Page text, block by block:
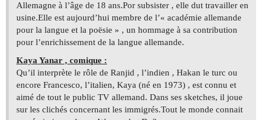
Allemagne à l’âge de 18 ans.Por subsister , elle dut travailler en
usine.Elle est aujourd’hui membre de l’« académie allemande
pour la langue et la poësie » , un hommage à sa contribution
pour l’enrichissement de la langue allemande.
Kaya Yanar , comique :
Qu’il interprète le rôle de Ranjid , l’indien , Hakan le turc ou
encore Francesco, l’italien, Kaya (né en 1973) , est connu et
aimé de tout le public TV allemand. Dans ses sketches, il joue
sur les clichés concernant les immigrés.Tout le monde connait